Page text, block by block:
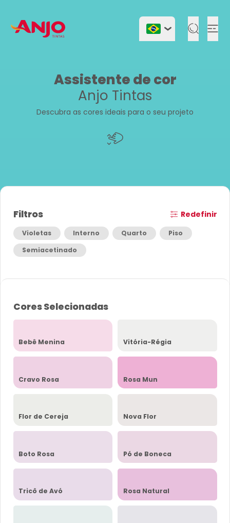
Assistente de cor
Anjo Tintas
Descubra as cores ideais para o seu projeto
Filtros Redefinir
Violetas Interno Quarto
Piso
Semiacetinado
Cores Selecionadas
Bebê Menina Vitória-Régia
Cravo Rosa Rosa Mun
Flor de Cereja Nova Flor
Boto Rosa Pó de Boneca
Tricô de Avó Rosa Natural